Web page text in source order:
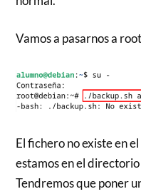
Vamos a pasarnos a
El fichero no existe en
estamos en el
Tendremos que poner